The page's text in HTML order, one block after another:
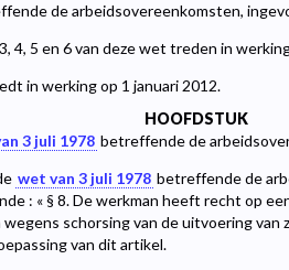
de arbeidsovereenkomsten,
4, 5 en 6 van deze wet treden in
in werking op 1 januari 2012.
HOOFDSTUK
3 juli 1978 betreffende de
wet van 3 juli 1978 betreffende de
: « § 8. De werkman heeft recht op
schorsing van de uitvoering van
van dit artikel.